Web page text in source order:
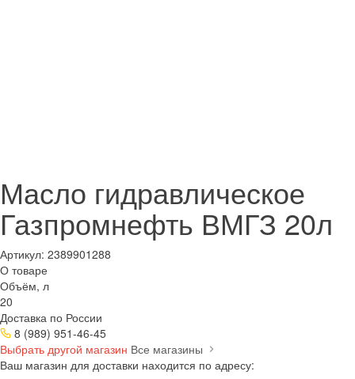
Масло гидравлическое
Газпромнефть ВМГЗ 20л
Артикул: 2389901288
О товаре
Объём, л
20
Доставка по России
8 (989) 951-46-45
Выбрать другой магазин Все магазины
Ваш магазин для доставки находится по адресу: